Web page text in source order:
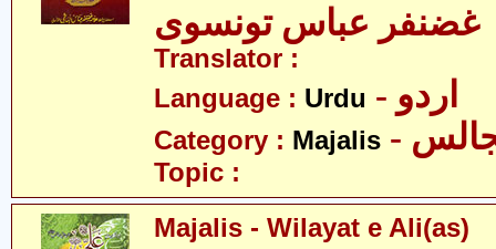
غضنفر عباس تونسوی
Translator :
Language : Urdu - اردو
Category : Majalis
Topic :
Majalis - Wilayat e Ali(as)